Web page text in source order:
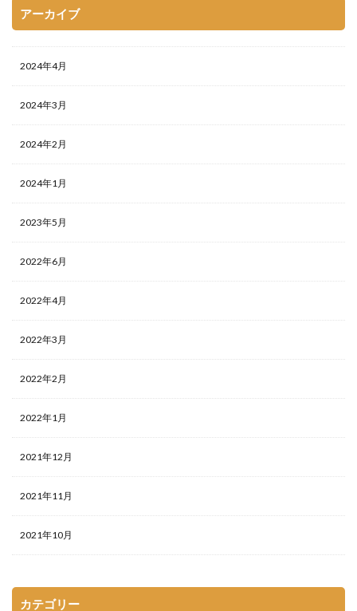
アーカイブ
2024年4月
2024年3月
2024年2月
2024年1月
2023年5月
2022年6月
2022年4月
2022年3月
2022年2月
2022年1月
2021年12月
2021年11月
2021年10月
カテゴリー